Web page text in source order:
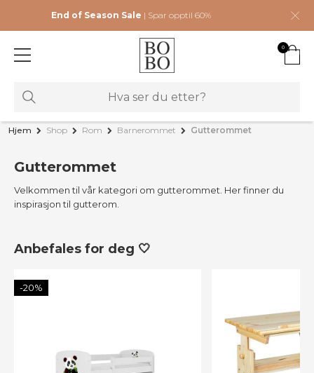
End of Season Sale | Spar opptil 60%
0
Hjem Shop Rom Barnerommet Gutterommet
Gutterommet
Velkommen til vår kategori om gutterommet. Her finner du
inspirasjon til gutterom.
Anbefales for deg 🤍
-20%